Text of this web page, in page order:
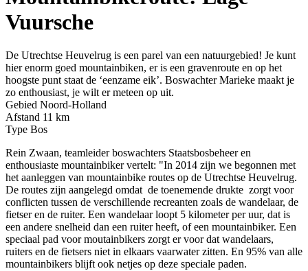
Vuursche
De Utrechtse Heuvelrug is een parel van een natuurgebied! Je kunt
hier enorm goed mountainbiken, er is een gravenroute en op het
hoogste punt staat de ‘eenzame eik’. Boswachter Marieke maakt je
zo enthousiast, je wilt er meteen op uit.
Gebied Noord-Holland
Afstand 11 km
Type Bos
Rein Zwaan, teamleider boswachters Staatsbosbeheer en
enthousiaste mountainbiker vertelt: "In 2014 zijn we begonnen met
het aanleggen van mountainbike routes op de Utrechtse Heuvelrug.
De routes zijn aangelegd omdat de toenemende drukte zorgt voor
conflicten tussen de verschillende recreanten zoals de wandelaar, de
fietser en de ruiter. Een wandelaar loopt 5 kilometer per uur, dat is
een andere snelheid dan een ruiter heeft, of een mountainbiker. Een
speciaal pad voor moutainbikers zorgt er voor dat wandelaars,
ruiters en de fietsers niet in elkaars vaarwater zitten. En 95% van alle
mountainbikers blijft ook netjes op deze speciale paden.